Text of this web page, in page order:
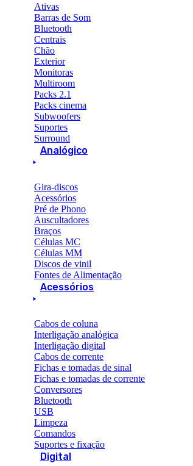
Ativas
Barras de Som
Bluetooth
Centrais
Chão
Exterior
Monitoras
Multiroom
Packs 2.1
Packs cinema
Subwoofers
Suportes
Surround
Analógico
Gira-discos
Acessórios
Pré de Phono
Auscultadores
Braços
Células MC
Células MM
Discos de vinil
Fontes de Alimentação
Acessórios
Cabos de coluna
Interligação analógica
Interligação digital
Cabos de corrente
Fichas e tomadas de sinal
Fichas e tomadas de corrente
Conversores
Bluetooth
USB
Limpeza
Comandos
Suportes e fixação
Digital